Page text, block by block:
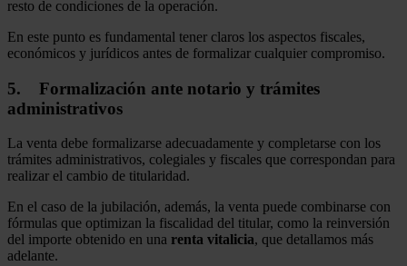
resto de condiciones de la operación.
En este punto es fundamental tener claros los aspectos fiscales,
económicos y jurídicos antes de formalizar cualquier compromiso.
5. Formalización ante notario y trámites
administrativos
La venta debe formalizarse adecuadamente y completarse con los
trámites administrativos, colegiales y fiscales que correspondan para
realizar el cambio de titularidad.
En el caso de la jubilación, además, la venta puede combinarse con
fórmulas que optimizan la fiscalidad del titular, como la reinversión
del importe obtenido en una renta vitalicia, que detallamos más
adelante.